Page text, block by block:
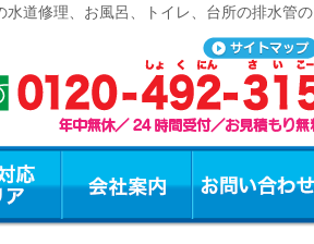
道修理、お風呂、トイレ、台所の排水管の